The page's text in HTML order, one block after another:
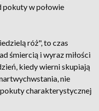
pokuty w połowie
róż", to czas
śmiercią i wyraz miłości
kiedy wierni skupiają
nie
charakterystycznej